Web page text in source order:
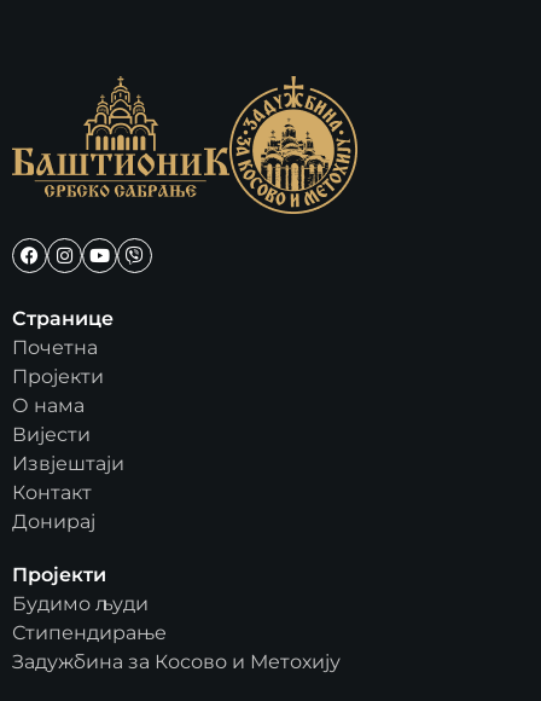
Странице
Почетна
Пројекти
О нама
Вијести
Извјештаји
Контакт
Донирај
Пројекти
Будимо људи
Стипендирање
Задужбина за Косово и Метохију